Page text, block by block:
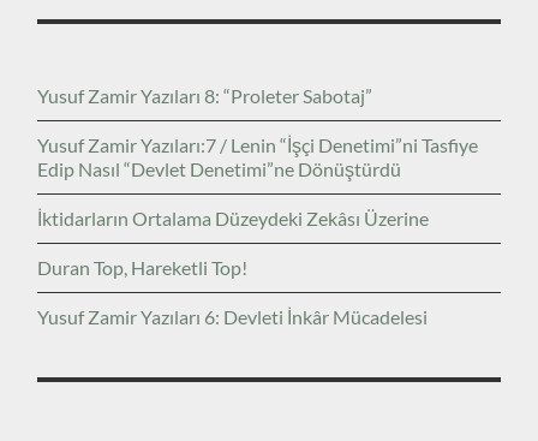
Yusuf Zamir Yazıları 8: “Proleter Sabotaj”
Yusuf Zamir Yazıları:7 / Lenin “İşçi Denetimi”ni Tasfiye
Edip Nasıl “Devlet Denetimi”ne Dönüştürdü
İktidarların Ortalama Düzeydeki Zekâsı Üzerine
Duran Top, Hareketli Top!
Yusuf Zamir Yazıları 6: Devleti İnkâr Mücadelesi